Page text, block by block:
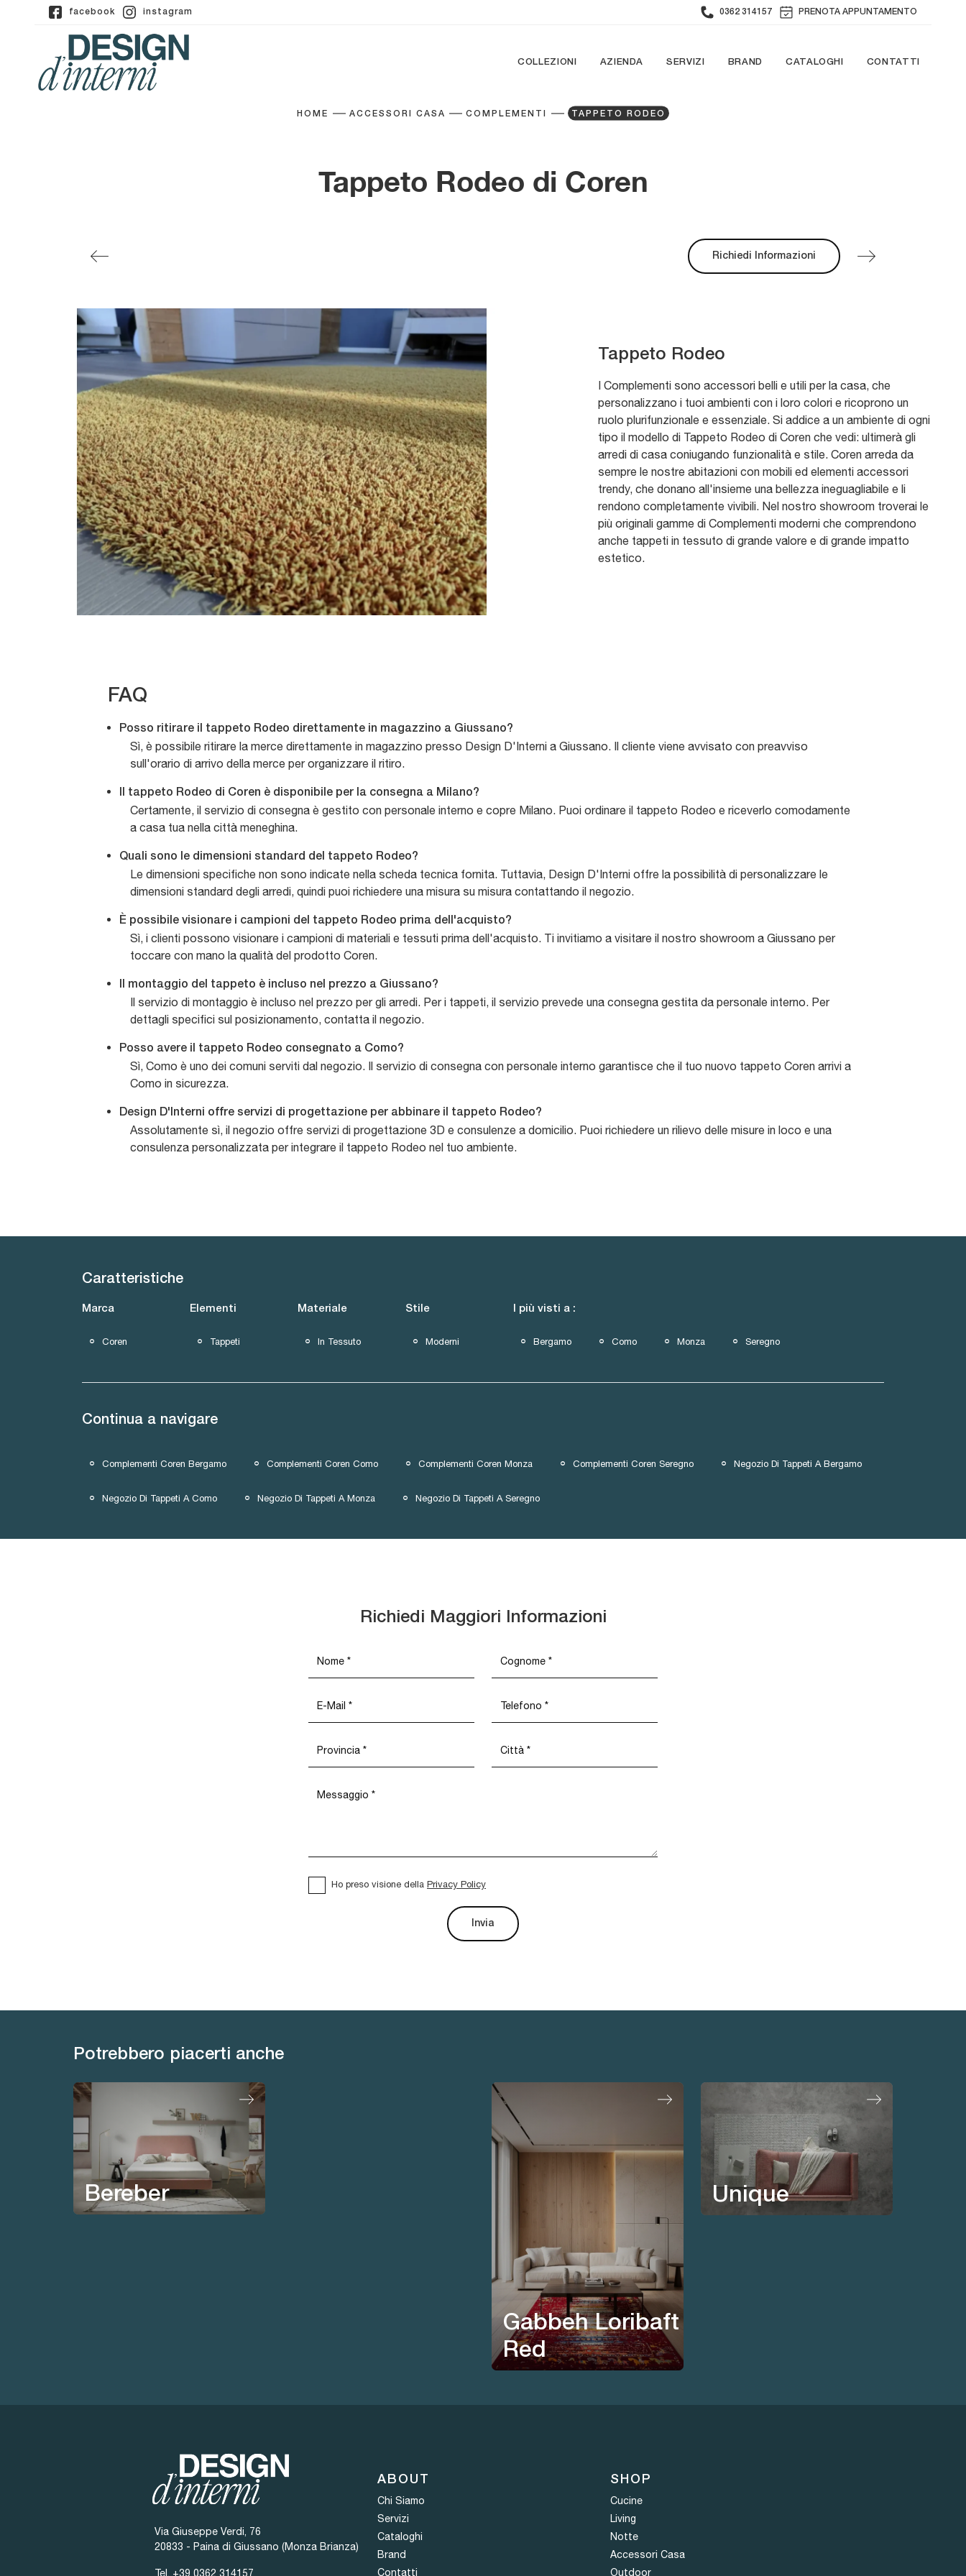
facebook instagram 0362 314157 PRENOTA APPUNTAMENTO
COLLEZIONI AZIENDA SERVIZI BRAND CATALOGHI CONTATTI
HOME ACCESSORI CASA COMPLEMENTI TAPPETO RODEO
Tappeto Rodeo di Coren
Richiedi Informazioni
Tappeto Rodeo
I Complementi sono accessori belli e utili per la casa, che
personalizzano i tuoi ambienti con i loro colori e ricoprono un
ruolo plurifunzionale e essenziale. Si addice a un ambiente di ogni
tipo il modello di Tappeto Rodeo di Coren che vedi: ultimerà gli
arredi di casa coniugando funzionalità e stile. Coren arreda da
sempre le nostre abitazioni con mobili ed elementi accessori
trendy, che donano all'insieme una bellezza ineguagliabile e li
rendono completamente vivibili. Nel nostro showroom troverai le
più originali gamme di Complementi moderni che comprendono
anche tappeti in tessuto di grande valore e di grande impatto
estetico.
FAQ
Posso ritirare il tappeto Rodeo direttamente in magazzino a Giussano?
Sì, è possibile ritirare la merce direttamente in magazzino presso Design D'Interni a Giussano. Il cliente viene avvisato con preavviso
sull'orario di arrivo della merce per organizzare il ritiro.
Il tappeto Rodeo di Coren è disponibile per la consegna a Milano?
Certamente, il servizio di consegna è gestito con personale interno e copre Milano. Puoi ordinare il tappeto Rodeo e riceverlo comodamente
a casa tua nella città meneghina.
Quali sono le dimensioni standard del tappeto Rodeo?
Le dimensioni specifiche non sono indicate nella scheda tecnica fornita. Tuttavia, Design D'Interni offre la possibilità di personalizzare le
dimensioni standard degli arredi, quindi puoi richiedere una misura su misura contattando il negozio.
È possibile visionare i campioni del tappeto Rodeo prima dell'acquisto?
Sì, i clienti possono visionare i campioni di materiali e tessuti prima dell'acquisto. Ti invitiamo a visitare il nostro showroom a Giussano per
toccare con mano la qualità del prodotto Coren.
Il montaggio del tappeto è incluso nel prezzo a Giussano?
Il servizio di montaggio è incluso nel prezzo per gli arredi. Per i tappeti, il servizio prevede una consegna gestita da personale interno. Per
dettagli specifici sul posizionamento, contatta il negozio.
Posso avere il tappeto Rodeo consegnato a Como?
Sì, Como è uno dei comuni serviti dal negozio. Il servizio di consegna con personale interno garantisce che il tuo nuovo tappeto Coren arrivi a
Como in sicurezza.
Design D'Interni offre servizi di progettazione per abbinare il tappeto Rodeo?
Assolutamente sì, il negozio offre servizi di progettazione 3D e consulenze a domicilio. Puoi richiedere un rilievo delle misure in loco e una
consulenza personalizzata per integrare il tappeto Rodeo nel tuo ambiente.
Caratteristiche
Marca
Coren
Elementi
Tappeti
Materiale
In Tessuto
Stile
Moderni
I più visti a :
Bergamo Como Monza Seregno
Continua a navigare
Complementi Coren Bergamo Complementi Coren Como Complementi Coren Monza Complementi Coren Seregno Negozio Di Tappeti A Bergamo
Negozio Di Tappeti A Como Negozio Di Tappeti A Monza Negozio Di Tappeti A Seregno
Richiedi Maggiori Informazioni
Ho preso visione della Privacy Policy
Invia
Potrebbero piacerti anche
Bereber
Gabbeh Loribaft
Red
Unique
Via Giuseppe Verdi, 76
20833 - Paina di Giussano (Monza Brianza)
Tel. +39 0362 314157
ABOUT
Chi Siamo
Servizi
Cataloghi
Brand
Contatti
SHOP
Cucine
Living
Notte
Accessori Casa
Outdoor